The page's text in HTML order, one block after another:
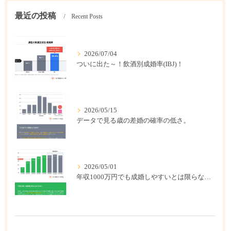
最近の投稿 Recent Posts
2026/07/04
ついに出た～！飲酒別成婚率(IBJ)！
2026/05/15
データで見る歳の差婚の確率の低さ。
2026/05/01
年収1000万円でも成婚しやすいとは限らない? 「年収帯別の成婚率」のリアル